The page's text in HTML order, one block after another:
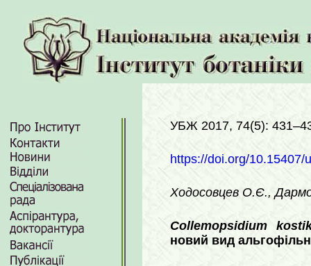
УБЖ 2017, 74(5):
https://doi.org/10.15407/
Ходосовцев О.Є.,
Collemopsidium
новий вид